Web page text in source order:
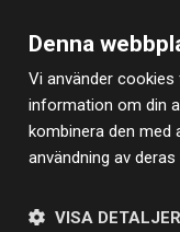
för200 %
–
Denna
Vi använder
information om din
kombinera den med
användning av deras
VISA DETALJER